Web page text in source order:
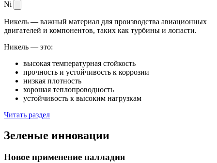
Ni
Никель — важный материал для производства авиационных
двигателей и компонентов, таких как турбины и лопасти.
Никель — это:
высокая температурная стойкость
прочность и устойчивость к коррозии
низкая плотность
хорошая теплопроводность
устойчивость к высоким нагрузкам
Читать раздел
Зеленые инновации
Новое применение палладия